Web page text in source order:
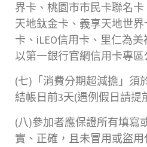
界卡、桃園市市民卡聯名
天地鈦金卡、義享天地世
卡、iLEO信用卡、里仁為
以第一銀行官網信用卡專區
(七)「消費分期超減擔」須
結帳日前3天(遇例假日請提
(八)參加者應保證所有填寫
實、正確，且未冒用或盜